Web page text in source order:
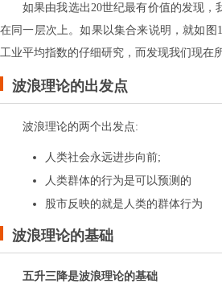
如果由我选出20世纪最有价值的发现，
在同一层次上。如果以集合来说明，就如图
工业平均指数的仔细研究，而发现我们现在
波浪理论的出发点
波浪理论的两个出发点:
人类社会永远进步向前;
人类群体的行为是可以预测的
股市反映的就是人类的群体行为
波浪理论的基础
五升三降是波浪理论的基础